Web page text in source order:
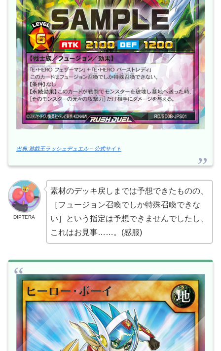
出典:遊戯王ラッシュデュエル – 公式サイト
DIPTERA
素材のデッキ戻しまでは予想できたものの、
［フュージョン召喚でしか特殊召喚できな
い］という指定は予想できませんでしたし、
これはお見事……。(感服)